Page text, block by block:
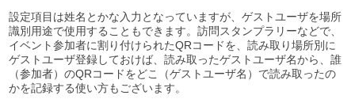
設定項目は姓名とかな入力となっていますが、ゲストユーザを場所
識別用途で使用することもできます。訪問スタンプラリーなどで、
イベント参加者に割り付けられたQRコードを、読み取り場所別に
ゲストユーザ登録しておけば、読み取ったゲストユーザ名から、誰
（参加者）のQRコードをどこ（ゲストユーザ名）で読み取ったの
かを記録する使い方もございます。